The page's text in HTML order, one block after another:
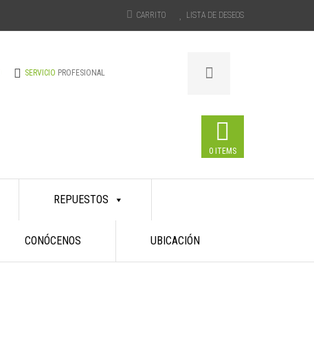
CARRITO LISTA DE DESEOS
SERVICIO PROFESIONAL
0 ITEMS
REPUESTOS
CONÓCENOS UBICACIÓN